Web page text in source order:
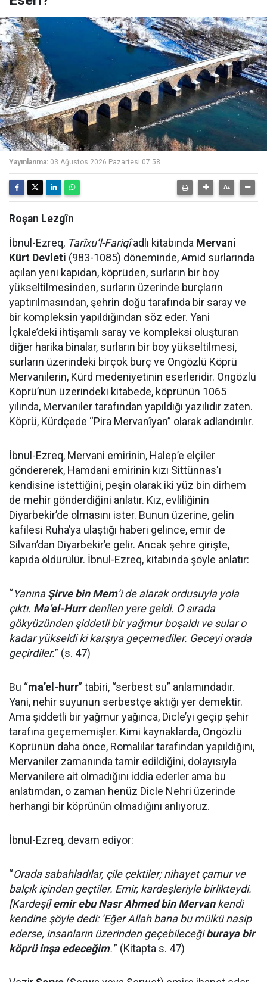
Yayınlanma: 03 Ağustos 2026 Pazartesi 07:58
Roşan Lezgîn
İbnul-Ezreq, Tarîxu’l-Fariqîadlı kitabında Mervani
Kürt Devleti (983-1085) döneminde, Amid surlarında
açılan yeni kapıdan, köprüden, surların bir boy
yükseltilmesinden, surların üzerinde burçların
yaptırılmasından, şehrin doğu tarafında bir saray ve
bir kompleksin yapıldığından söz eder. Yani
İçkale’deki ihtişamlı saray ve kompleksi oluşturan
diğer harika binalar, surların bir boy yükseltilmesi,
surların üzerindeki birçok burç ve Ongözlü Köprü
Mervanilerin, Kürd medeniyetinin eserleridir. Ongözlü
Köprü’nün üzerindeki kitabede, köprünün 1065
yılında, Mervaniler tarafından yapıldığı yazılıdır zaten.
Köprü, Kürdçede “Pira Mervanîyan” olarak adlandırılır.
İbnul-Ezreq, Mervani emirinin, Halep’e elçiler
göndererek, Hamdani emirinin kızı Sittünnas'ı
kendisine istettiğini, peşin olarak iki yüz bin dirhem
de mehir gönderdiğini anlatır. Kız, evliliğinin
Diyarbekir’de olmasını ister. Bunun üzerine, gelin
kafilesi Ruha’ya ulaştığı haberi gelince, emir de
Silvan’dan Diyarbekir’e gelir. Ancak şehre girişte,
kapıda öldürülür. İbnul-Ezreq, kitabında şöyle anlatır:
“YanınaŞirve bin Mem’i de alarak ordusuyla yola
çıktı. Ma’el-Hurrdenilen yere geldi. O sırada
gökyüzünden şiddetli bir yağmur boşaldı ve sular o
kadar yükseldi ki karşıya geçemediler. Geceyi orada
geçirdiler.” (s. 47)
Bu “ma’el-hurr” tabiri, “serbest su” anlamındadır.
Yani, nehir suyunun serbestçe aktığı yer demektir.
Ama şiddetli bir yağmur yağınca, Dicle’yi geçip şehir
tarafına geçememişler. Kimi kaynaklarda, Ongözlü
Köprünün daha önce, Romalılar tarafından yapıldığını,
Mervaniler zamanında tamir edildiğini, dolayısıyla
Mervanilere ait olmadığını iddia ederler ama bu
anlatımdan, o zaman henüz Dicle Nehri üzerinde
herhangi bir köprünün olmadığını anlıyoruz.
İbnul-Ezreq, devam ediyor:
“Orada sabahladılar, çile çektiler; nihayet çamur ve
balçık içinden geçtiler. Emir, kardeşleriyle birlikteydi.
[Kardeşi]emir ebu Nasr Ahmed bin Mervankendi
kendine şöyle dedi: ‘Eğer Allah bana bu mülkü nasip
ederse, insanların üzerinden geçebileceğiburaya bir
köprü inşa edeceğim.'” (Kitapta s. 47)